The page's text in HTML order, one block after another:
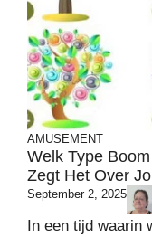
AMUSEMENT
Welk Type
Zegt Het Over
September 2, 2025
In een tijd waarin